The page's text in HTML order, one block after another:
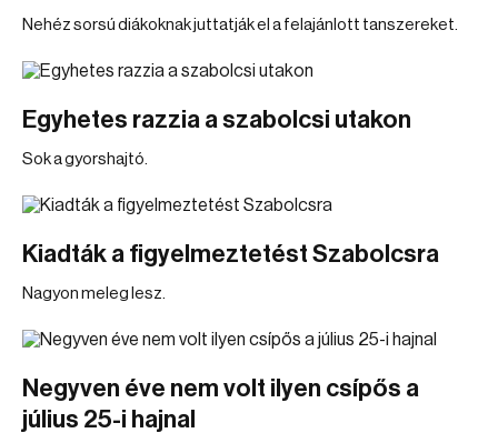
Nehéz sorsú diákoknak juttatják el a felajánlott tanszereket.
Egyhetes razzia a szabolcsi utakon
Sok a gyorshajtó.
Kiadták a figyelmeztetést Szabolcsra
Nagyon meleg lesz.
Negyven éve nem volt ilyen csípős a
július 25-i hajnal